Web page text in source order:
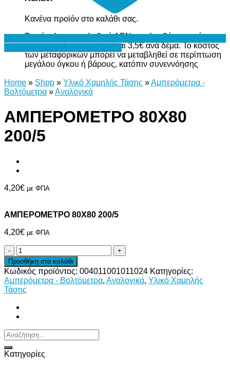
Κανένα προϊόν στο καλάθι σας.
Το σύνολο του καλαθιού ΔΕΝ περιλαμβάνει το κόστος
μεταφορικών, το οποίο είναι 3,5€ ανά δέμα. Το κόστος
των μεταφορικών μπορεί να μεταβληθεί σε περίπτωση
μεγάλου όγκου ή βάρους, κατόπιν συνεννόησης
Home » Shop » Υλικό Χαμηλής Τάσης »Αμπερόμετρα -
Βολτόμετρα »Αναλογικά
ΑΜΠΕΡΟΜΕΤΡΟ 80Χ80
200/5
4,20€ με ΦΠΑ
ΑΜΠΕΡΟΜΕΤΡΟ 80Χ80 200/5
4,20€ με ΦΠΑ
ΑΜΠΕΡΟΜΕΤΡΟ
80Χ80
200/5
ποσότητα
Προσθήκη στο καλάθι
Κωδικός προϊόντος: 004011001011024 Κατηγορίες:
Αμπερόμετρα - Βολτόμετρα, Αναλογικά, Υλικό Χαμηλής
Τάσης
Αναζήτηση
για:
Κατηγορίες